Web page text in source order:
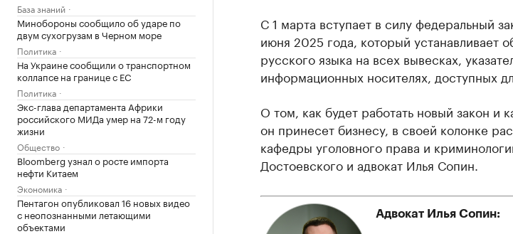
База знаний
Минобороны сообщило об ударе по
двум сухогрузам в Черном море
Политика
На Украине сообщили о транспортном
коллапсе на границе с ЕС
Политика
Экс-глава департамента Африки
российского МИДа умер на 72-м году
жизни
Общество
Bloomberg узнал о росте импорта
нефти Китаем
Экономика
Пентагон опубликовал 16 новых видео
с неопознанными летающими
объектами
С 1 марта вступает в силу федеральный
июня 2025 года, который устанавливает
русского языка на всех вывесках,
информационных носителях, доступных
О том, как будет работать новый закон и
он принесет бизнесу, в своей колонке
кафедры уголовного права и
Достоевского и адвокат Илья Сопин.
Адвокат Илья Сопин: